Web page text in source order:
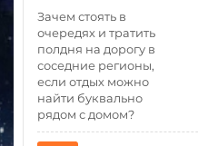
Зачем стоять в
очередях и тратить
полдня на дорогу в
соседние регионы,
если отдых можно
найти буквально
рядом с домом?